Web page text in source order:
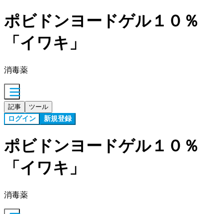
ポビドンヨードゲル１０％
「イワキ」
消毒薬
記事 ツール
ログイン 新規登録
ポビドンヨードゲル１０％
「イワキ」
消毒薬